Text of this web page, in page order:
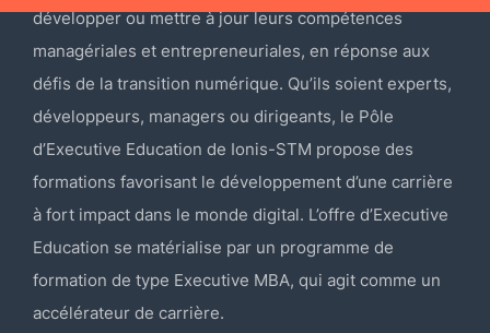
développer ou mettre à jour leurs compétences
managériales et entrepreneuriales, en réponse aux
défis de la transition numérique. Qu’ils soient experts,
développeurs, managers ou dirigeants, le Pôle
d’Executive Education de Ionis-STM propose des
formations favorisant le développement d’une carrière
à fort impact dans le monde digital. L’offre d’Executive
Education se matérialise par un programme de
formation de type Executive MBA, qui agit comme un
accélérateur de carrière.